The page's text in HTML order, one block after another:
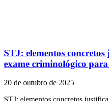
STJ: elementos
exame criminológico
20 de outubro de 2025